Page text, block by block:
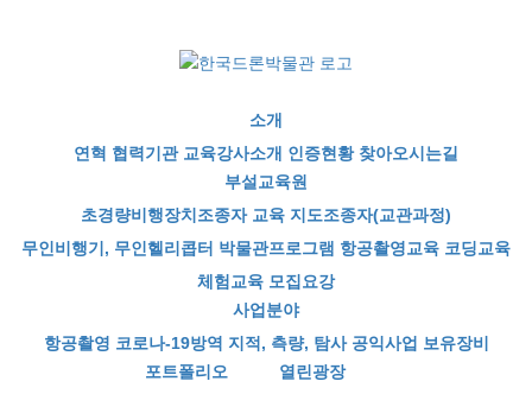
소개
연혁 협력기관 교육강사소개 인증현황 찾아오시는길
부설교육원
초경량비행장치조종자 교육 지도조종자(교관과정)
무인비행기, 무인헬리콥터 박물관프로그램 항공촬영교육 코딩교육
체험교육 모집요강
사업분야
항공촬영 코로나-19방역 지적, 측량, 탐사 공익사업 보유장비
포트폴리오
열린광장